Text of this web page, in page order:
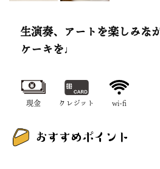
生演奏、アートを楽しみな
ケーキを♩
現金 クレジット wi-fi